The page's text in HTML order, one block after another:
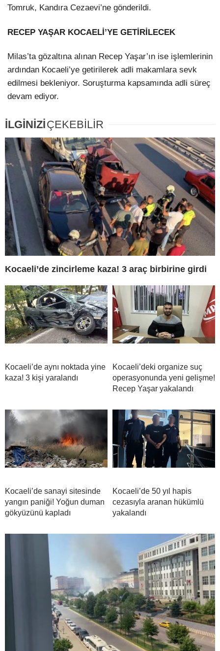
Tomruk, Kandıra Cezaevi’ne gönderildi.
RECEP YAŞAR KOCAELİ’YE GETİRİLECEK
Milas’ta gözaltına alınan Recep Yaşar’ın ise işlemlerinin
ardından Kocaeli’ye getirilerek adli makamlara sevk
edilmesi bekleniyor. Soruşturma kapsamında adli süreç
devam ediyor.
İLGİNİZİÇEKEBİLİR
Kocaeli’de zincirleme kaza! 3 araç birbirine girdi
Kocaeli’de aynı noktada yine
kaza! 3 kişi yaralandı
Kocaeli’deki organize suç
operasyonunda yeni gelişme!
Recep Yaşar yakalandı
Kocaeli’de sanayi sitesinde
yangın paniği! Yoğun duman
gökyüzünü kapladı
Kocaeli’de 50 yıl hapis
cezasıyla aranan hükümlü
yakalandı